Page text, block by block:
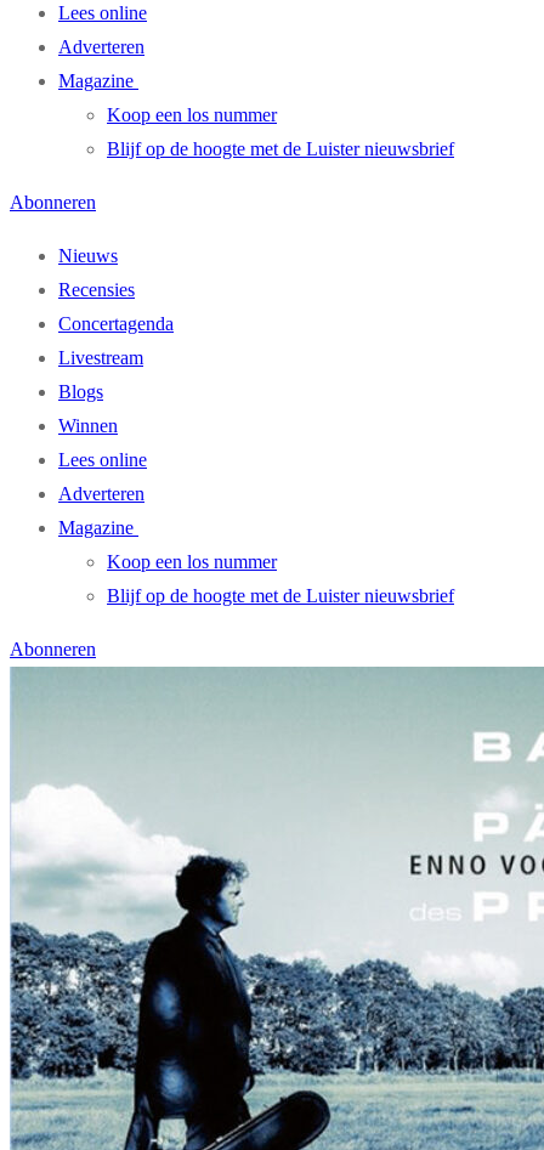
Lees online
Adverteren
Magazine
Koop een los nummer
Blijf op de hoogte met de Luister nieuwsbrief
Abonneren
Nieuws
Recensies
Concertagenda
Livestream
Blogs
Winnen
Lees online
Adverteren
Magazine
Koop een los nummer
Blijf op de hoogte met de Luister nieuwsbrief
Abonneren